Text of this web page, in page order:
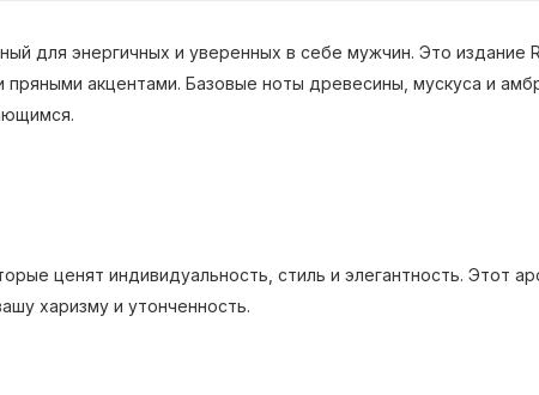
для энергичных и уверенных в себе мужчин. Это издание
акцентами. Базовые ноты древесины, мускуса и
ценят индивидуальность, стиль и элегантность. Этот
харизму и утонченность.